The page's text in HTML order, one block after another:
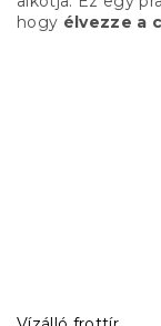
hogy élvezze a